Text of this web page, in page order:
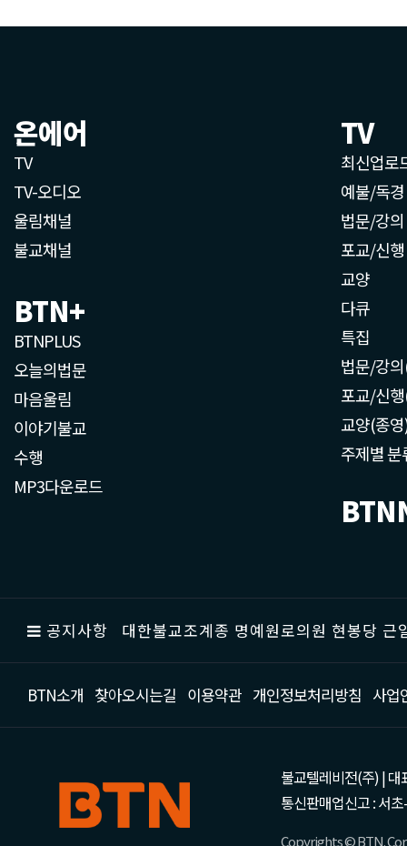
온에어
TV
TV-오디오
울림채널
불교채널
BTN+
BTNPLUS
오늘의법문
마음울림
이야기불교
수행
MP3다운로드
TV
최신업로
예불/독경
법문/강의
포교/신행
교양
다큐
특집
법문/강
포교/신
교양(종
주제별 분
공지사항 대한불교조계종 명예원로의원 현봉당
BTN소개 찾아오시는길 이용약관 개인정보처리방침 사업
불교텔레비전(주) | 대
통신판매업신고 : 서
Copyrights © BTN.